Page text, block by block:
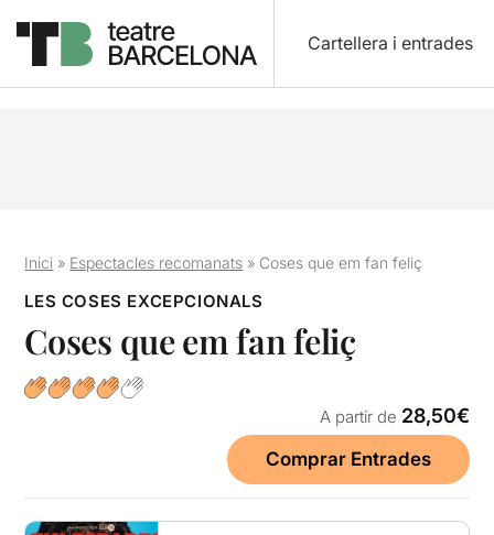
Cartellera i entrades
Inici » Espectacles recomanats » Coses que em fan feliç
LES COSES EXCEPCIONALS
Coses que em fan feliç
A partir de 28,50€
Comprar Entrades